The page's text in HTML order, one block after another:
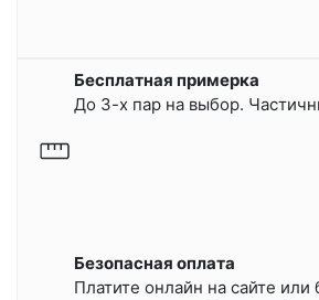
Бесплатная примерка
До 3-х пар на выбор.
Безопасная оплата
Платите онлайн на сайте или